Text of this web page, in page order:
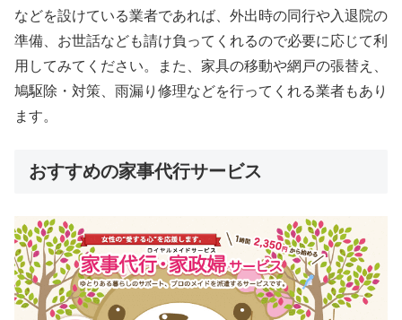
などを設けている業者であれば、外出時の同行や入退院の
準備、お世話なども請け負ってくれるので必要に応じて利
用してみてください。また、家具の移動や網戸の張替え、
鳩駆除・対策、雨漏り修理などを行ってくれる業者もあり
ます。
おすすめの家事代行サービス